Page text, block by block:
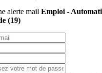
alerte mail Emploi -
(19)